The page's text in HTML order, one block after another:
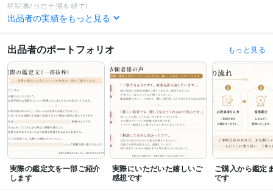
託記事(コロナ渦を経て)
認定レイキヒーラー 取得年 : 2013年
鍼灸師 取得年 : 2015年
メンタル心理カウンセラー 取得年 : 2017年
得意分野
占い 霊視透視 関係性に特化した縁結び 初回ご依頼者様限定鑑定縁結び
思念伝達 遠隔ヒーリング
霊視 透視 恋愛 片思い 結婚 復縁 不倫
悩み相談・カウンセリング リファイン流✴︎霊視透視鑑定
仕事 片思い 不倫 結婚 不安
語学力
英語 日常会話レベル
出品者の実績をもっと見る
出品者のポートフォリオ もっと見る
実際の鑑定文を一部ご紹介
します
実際にいただいた嬉しいご
感想です
ご購入から鑑定
です